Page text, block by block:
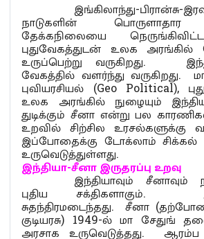
இங்கிலாந்து-
நாடுகளின்
தேக்கநிலையை
புதுவேகத்துடன் உலக அரங்கில்
உருப்பெற்று வருகிறது.
வேகத்தில் வளர்ந்து வருகிறது.
புவியரசியல் (Geo Political),
உலக அரங்கில் நுழையும்
துடிக்கும் சீனா என்று பல
உறவில் சிற்சில உரசல்களுக்கு
இப்போதைக்கு டோக்லாம் சிக்கல்
உருவெடுத்துள்ளது.
இந்தியா-சீனா இருதரப்பு உறவு
இந்தியாவும் சீனாவும்
புதிய சக்திகளாகும்.
சுதந்திரமடைந்தது. சீனா
குடியரசு) 1949-ல் மா சேதுங்
அரசாக உருவெடுத்தது. ஆரம்ப